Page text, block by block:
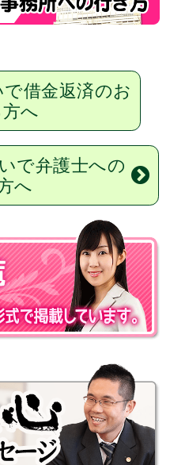
借金返済のお
へ
で弁護士への
へ